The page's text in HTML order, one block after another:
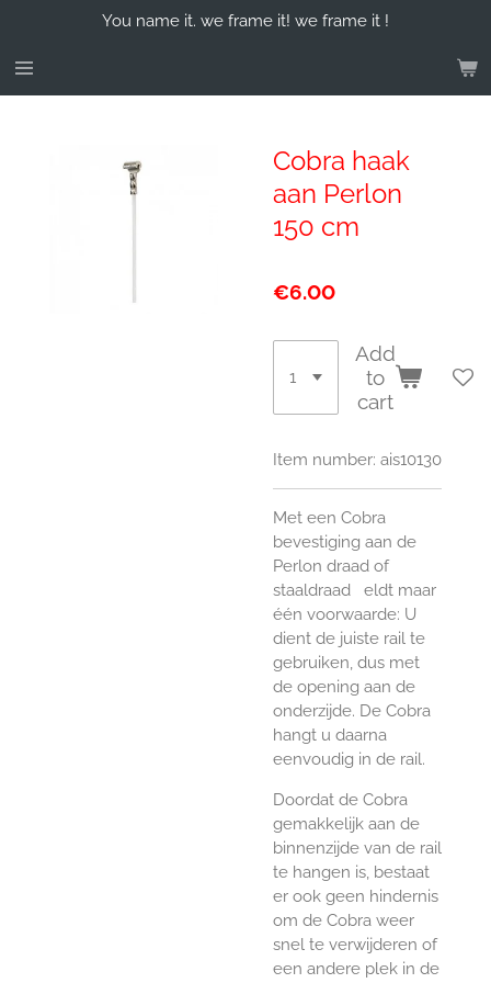
main
content
You name it. we frame it! we frame it !
Cobra haak
aan Perlon
150 cm
€6.00
Add
to
cart
Item number: ais10130
Met een Cobra
bevestiging aan de
Perlon draad of
staaldraad eldt maar
één voorwaarde: U
dient de juiste rail te
gebruiken, dus met
de opening aan de
onderzijde. De Cobra
hangt u daarna
eenvoudig in de rail.
Doordat de Cobra
gemakkelijk aan de
binnenzijde van de rail
te hangen is, bestaat
er ook geen hindernis
om de Cobra weer
snel te verwijderen of
een andere plek in de